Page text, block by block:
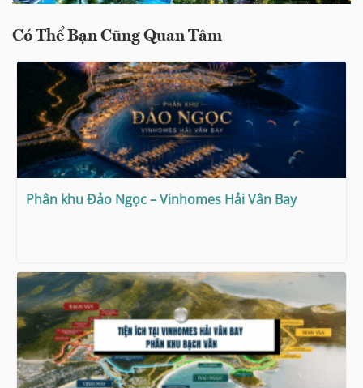
Có Thể Bạn Cũng Quan Tâm
Phân khu Đảo Ngọc – Vinhomes Hải Vân Bay